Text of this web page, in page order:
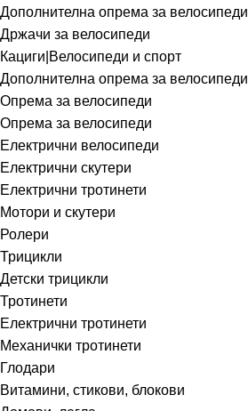
Дополнителна опрема за велосипеди
Држачи за велосипеди
Кациги|Велосипеди и спорт
Дополнителна опрема за велосипеди
Опрема за велосипеди
Опрема за велосипеди
Електрични велосипеди
Електрични скутери
Електрични тротинети
Мотори и скутери
Ролери
Трицикли
Детски трицикли
Тротинети
Електрични тротинети
Механички тротинети
Глодари
Витамини, стикови, блокови